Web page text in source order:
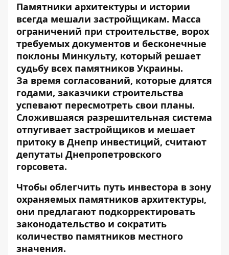
Памятники архитектуры и истории
всегда мешали застройщикам. Масса
ограничений при строительстве, ворох
требуемых документов и бесконечные
поклоны Минкульту, который решает
судьбу всех памятников Украины.
За время согласований, которые длятся
годами, заказчики строительства
успевают пересмотреть свои планы.
Сложившаяся разрешительная система
отпугивает застройщиков и мешает
притоку в Днепр инвестиций, считают
депутаты Днепропетровского
горсовета.
Чтобы облегчить путь инвестора в зону
охраняемых памятников архитектуры,
они предлагают подкорректировать
законодательство и сократить
количество памятников местного
значения.